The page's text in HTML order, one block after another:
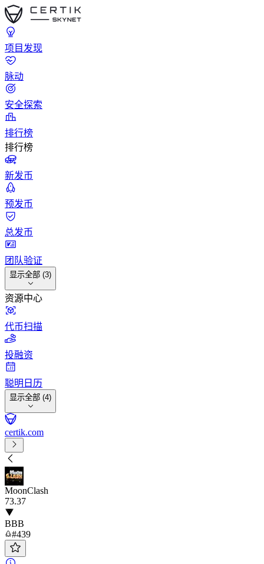
项目发现
脉动
安全探索
排行榜
排行榜
新发币
预发币
总发币
团队验证
显示全部 (3)
资源中心
代币扫描
投融资
聪明日历
显示全部 (4)
certik.com
MoonClash
73.37
BBB
#439